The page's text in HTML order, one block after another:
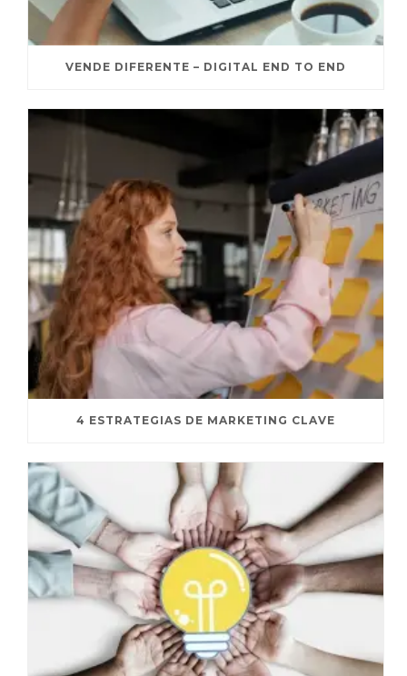
VENDE DIFERENTE – DIGITAL END TO END
4 ESTRATEGIAS DE MARKETING CLAVE